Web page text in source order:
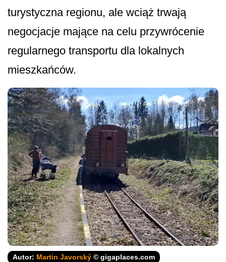
turystyczna regionu, ale wciąż trwają
negocjacje mające na celu przywrócenie
regularnego transportu dla lokalnych
mieszkańców.
Autor: Martin Javorský © gigaplaces.com